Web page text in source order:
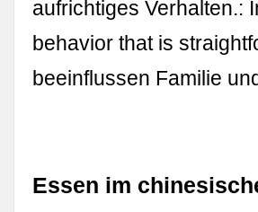
aufrichtiges Verhalten.:
behavior that is
beeinflussen Familie
Essen im